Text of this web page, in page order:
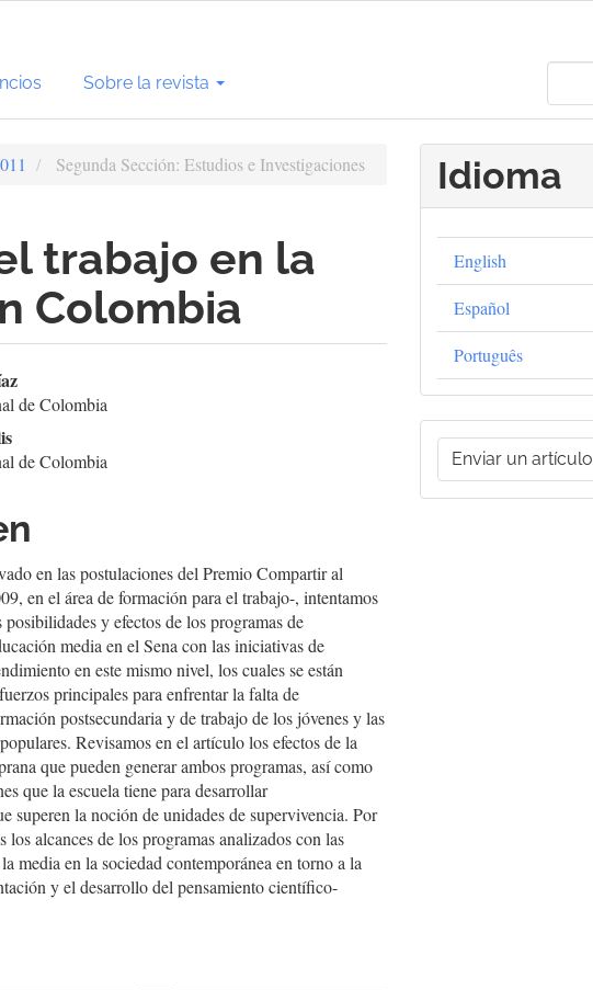
Sobre la revista
Segunda Sección: Estudios e Investigaciones
trabajo en la
Colombia
de Colombia
de Colombia
en las postulaciones del Premio Compartir al
en el área de formación para el trabajo-, intentamos
y efectos de los programas de
media en el Sena con las iniciativas de
en este mismo nivel, los cuales se están
principales para enfrentar la falta de
postsecundaria y de trabajo de los jóvenes y las
Revisamos en el artículo los efectos de la
que pueden generar ambos programas, así como
que la escuela tiene para desarrollar
superen la noción de unidades de supervivencia. Por
los alcances de los programas analizados con las
media en la sociedad contemporánea en torno a la
y el desarrollo del pensamiento científico-
Idioma
English
Español
Português
Enviar
unEnviar un artículo